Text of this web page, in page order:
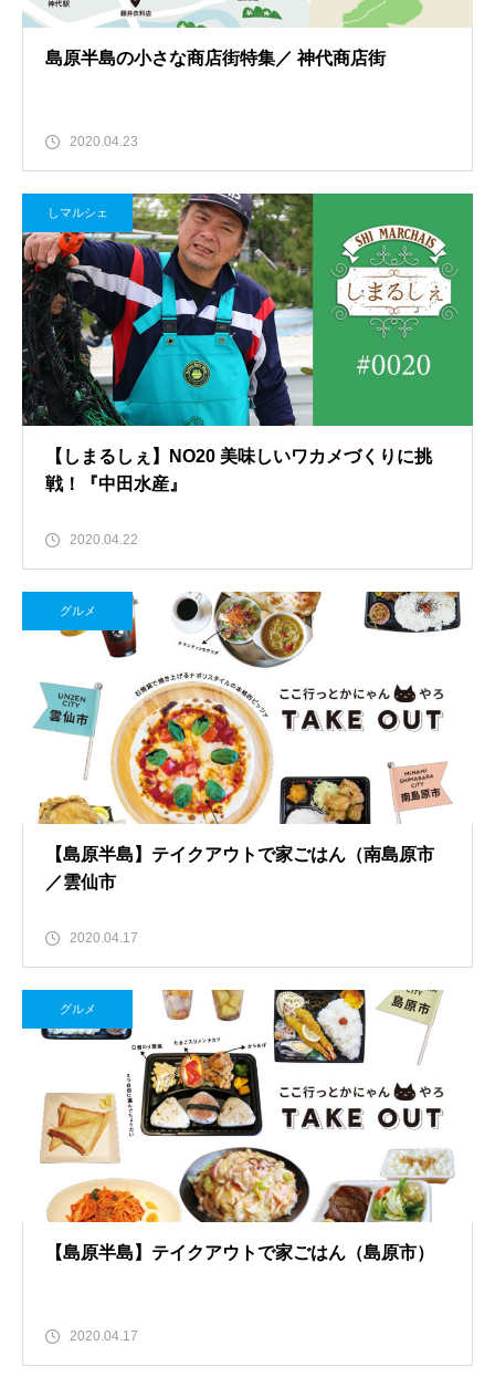
島原半島の小さな商店街特集／ 神代商店街
2020.04.23
しマルシェ
【しまるしぇ】NO20 美味しいワカメづくりに挑
戦！『中田水産』
2020.04.22
グルメ
【島原半島】テイクアウトで家ごはん（南島原市
／雲仙市
2020.04.17
グルメ
【島原半島】テイクアウトで家ごはん（島原市）
2020.04.17